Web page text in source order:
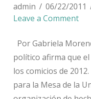
admin 06/22/2011
Leave a Comment
Por Gabriela
político afirma que
los comicios de
para la Mesa de la